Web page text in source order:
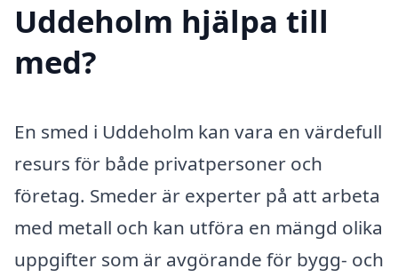
Uddeholm hjälpa till
med?
En smed i Uddeholm kan vara en värdefull
resurs för både privatpersoner och
företag. Smeder är experter på att arbeta
med metall och kan utföra en mängd olika
uppgifter som är avgörande för bygg- och